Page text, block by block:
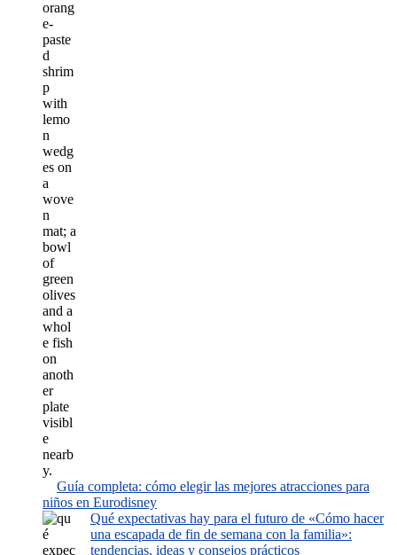
Guía completa: cómo elegir las mejores atracciones para
niños en Eurodisney
Qué expectativas hay para el futuro de «Cómo hacer
una escapada de fin de semana con la familia»:
tendencias, ideas y consejos prácticos